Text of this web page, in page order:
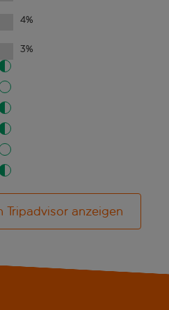
4%
3%
Tripadvisor anzeigen